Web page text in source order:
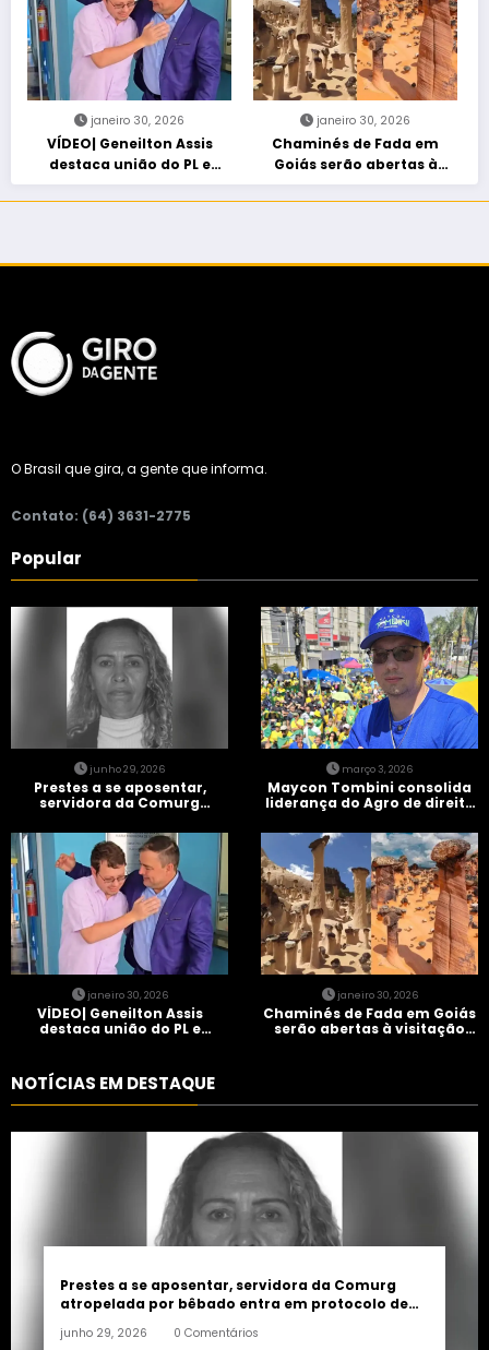
janeiro 30, 2026
VÍDEO| Geneilton Assis
destaca união do PL e
consolidação de apoio a
Maycon Tombini em Jataí
janeiro 30, 2026
Chaminés de Fada em
Goiás serão abertas à
visitação controlada
O Brasil que gira, a gente que informa.
Contato: (64) 3631-2775
Popular
junho 29, 2026
Prestes a se aposentar,
servidora da Comurg
entra em protocolo de
morte encefálica
março 3, 2026
Maycon Tombini consolida
liderança do Agro de direita
Brasil” em Goiânia
janeiro 30, 2026
VÍDEO| Geneilton Assis
destaca união do PL e
janeiro 30, 2026
Chaminés de Fada em Goiás
serão abertas à visitação
NOTÍCIAS EM DESTAQUE
Prestes a se aposentar, servidora da Comurg
atropelada por bêbado entra em protocolo de
junho 29, 2026 0 Comentários